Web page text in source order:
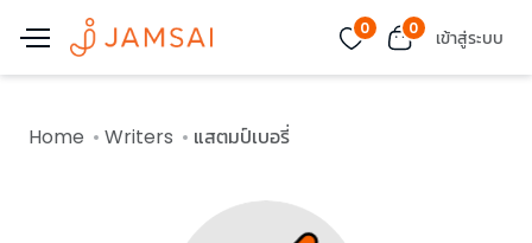
0 0 เข้าสู่ระบบ
Home Writers แสตมป์เบอรี่